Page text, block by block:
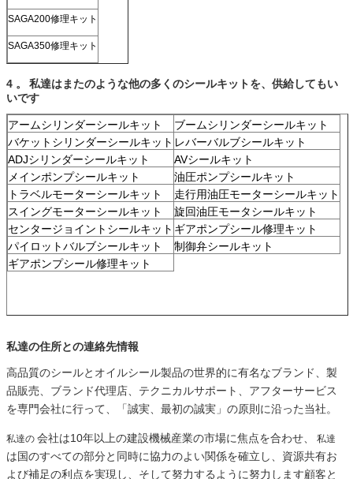
SAGA200修理キット
SAGA350修理キット
4 。
私達はまたのような他の多くのシールキットを、供給してもい
いです
アームシリンダーシールキット
ブームシリンダーシールキット
バケットシリンダーシールキット レバーバルブシールキット
ADJシリンダーシールキット
AVシールキット
メインポンプシールキット
油圧ポンプシールキット
トラベルモーターシールキット
走行用油圧モーターシールキット
スイングモーターシールキット
旋回油圧モータシールキット
センタージョイントシールキット ギアポンプシール修理キット
パイロットバルブシールキット
制御弁シールキット
ギアポンプシール修理キット
私達の住所との連絡先情報
高品質のシールとオイルシール製品の世界的に有名なブランド、製
品販売、ブランド代理店、テクニカルサポート、アフターサービス
を専門会社に行って、「誠実、最初の誠実」の原則に沿った当社。
私達の 会社は10年以上の建設機械産業の市場に焦点を合わせ、 私達
は国のすべての部分と同時に協力のよい関係を確立し、資源共有お
よび補足の利点を実現し、そして努力するように努力します顧客と